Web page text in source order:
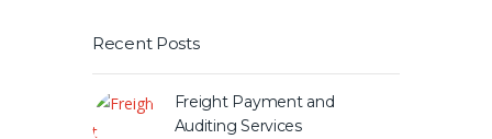
Recent Posts
Freight Payment and
Auditing Services